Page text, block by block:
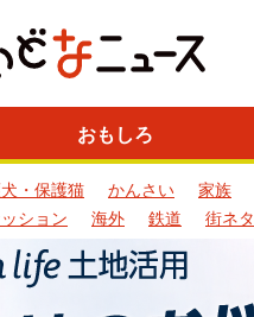
おもしろ
・保護猫 かんさい 家族
ション
海外 鉄道 街ネタ